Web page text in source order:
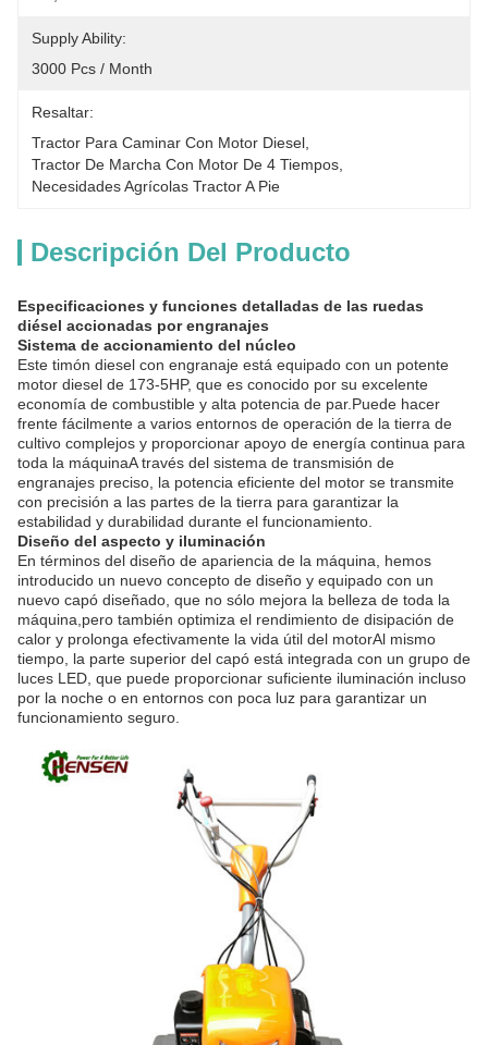
Supply Ability:
3000 Pcs / Month
Resaltar:
Tractor Para Caminar Con Motor Diesel
Tractor De Marcha Con Motor De 4 Tiempos
Necesidades Agrícolas Tractor A Pie
Descripción Del Producto
Especificaciones y funciones detalladas de las ruedas
diésel accionadas por engranajes
Sistema de accionamiento del núcleo
Este timón diesel con engranaje está equipado con un potente
motor diesel de 173-5HP, que es conocido por su excelente
economía de combustible y alta potencia de par.Puede hacer
frente fácilmente a varios entornos de operación de la tierra de
cultivo complejos y proporcionar apoyo de energía continua para
toda la máquinaA través del sistema de transmisión de
engranajes preciso, la potencia eficiente del motor se transmite
con precisión a las partes de la tierra para garantizar la
estabilidad y durabilidad durante el funcionamiento.
Diseño del aspecto y iluminación
En términos del diseño de apariencia de la máquina, hemos
introducido un nuevo concepto de diseño y equipado con un
nuevo capó diseñado, que no sólo mejora la belleza de toda la
máquina,pero también optimiza el rendimiento de disipación de
calor y prolonga efectivamente la vida útil del motorAl mismo
tiempo, la parte superior del capó está integrada con un grupo de
luces LED, que puede proporcionar suficiente iluminación incluso
por la noche o en entornos con poca luz para garantizar un
funcionamiento seguro.